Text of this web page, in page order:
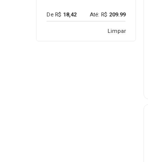
De R$ 18,42 Até: R$ 209.99
Limpar